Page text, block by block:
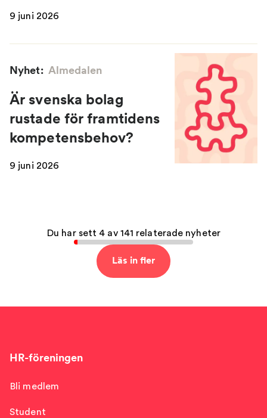
9 juni 2026
Nyhet: Almedalen
Är svenska bolag
rustade för framtidens
kompetensbehov?
9 juni 2026
Du har sett 4 av 141 relaterade nyheter
Läs in fler
HR-föreningen
Bli medlem
Student